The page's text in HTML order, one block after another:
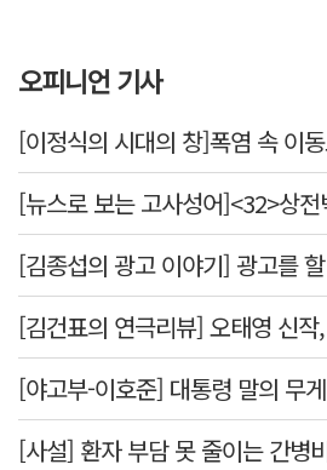
오피니언 기사
[야고부-이호준] 대통령 말의 무게